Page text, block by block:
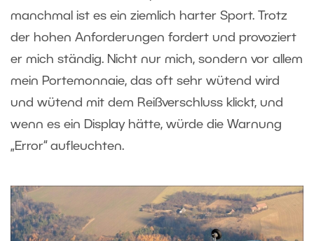
manchmal ist es ein ziemlich harter Sport. Trotz
der hohen Anforderungen fordert und provoziert
er mich ständig. Nicht nur mich, sondern vor allem
mein Portemonnaie, das oft sehr wütend wird
und wütend mit dem Reißverschluss klickt, und
wenn es ein Display hätte, würde die Warnung
„Error“ aufleuchten.